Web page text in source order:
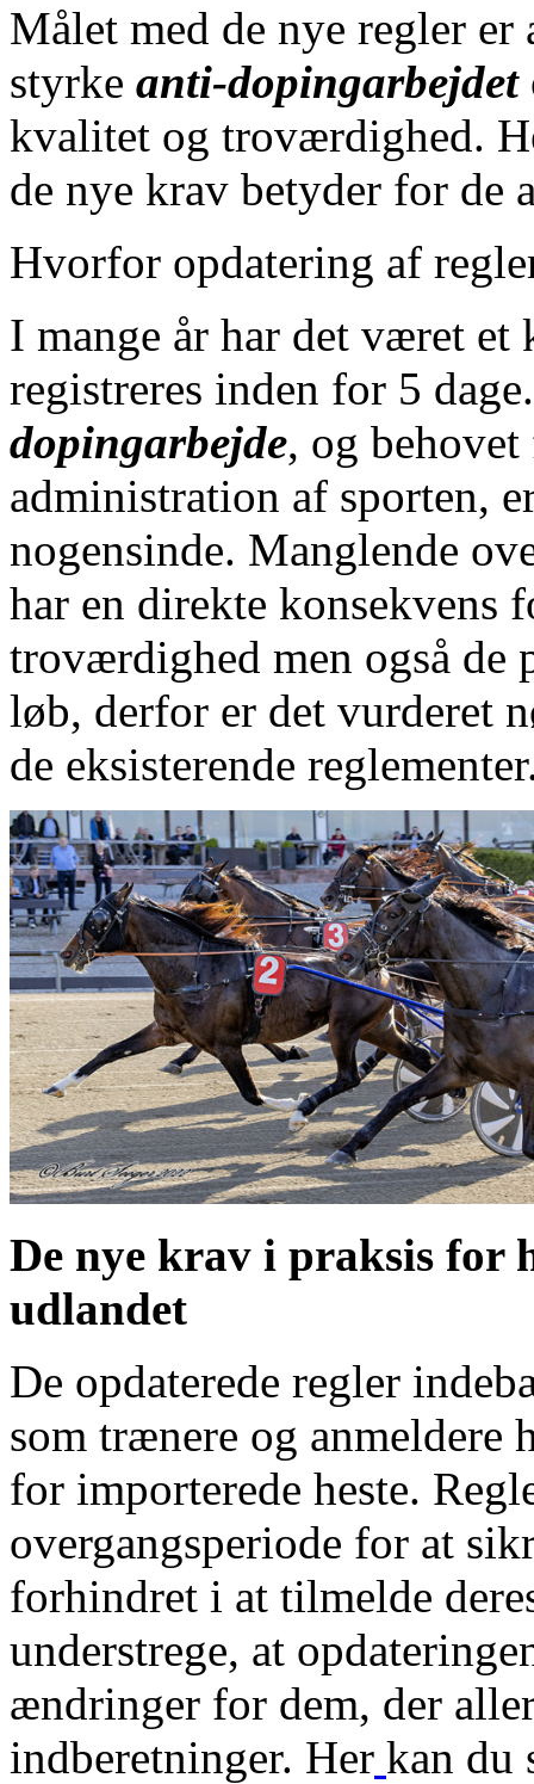
Målet med de nye regler er
styrke anti-dopingarbejdet
kvalitet og troværdighed.
de nye krav betyder for de
Hvorfor opdatering af
I mange år har det været
registreres inden for 5
dopingarbejde, og
administration af sporten,
nogensinde. Manglende
har en direkte konsekvens
troværdighed men også
løb, derfor er det vurderet
de eksisterende
De nye krav i praksis for
udlandet
De opdaterede regler
som trænere og anmeldere
for importerede heste.
overgangsperiode for at
forhindret i at tilmelde
understrege, at
ændringer for dem, der
indberetninger. Her kan du